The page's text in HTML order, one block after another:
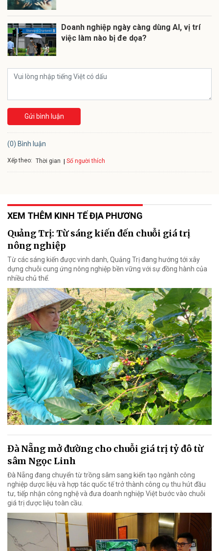
Doanh nghiệp ngày càng dùng AI, vị trí
việc làm nào bị đe dọa?
Gửi bình luận
(0) Bình luận
Xếp theo: Thời gian Số người thích
XEM THÊM KINH TẾ ĐỊA PHƯƠNG
Quảng Trị: Từ sáng kiến đến chuỗi giá trị
nông nghiệp
Từ các sáng kiến được vinh danh, Quảng Trị đang hướng tới xây
dựng chuỗi cung ứng nông nghiệp bền vững với sự đồng hành của
nhiều chủ thể.
Đà Nẵng mở đường cho chuỗi giá trị tỷ đô từ
sâm Ngọc Linh
Đà Nẵng đang chuyển từ trồng sâm sang kiến tạo ngành công
nghiệp dược liệu và hợp tác quốc tế trở thành công cụ thu hút đầu
tư, tiếp nhận công nghệ và đưa doanh nghiệp Việt bước vào chuỗi
giá trị dược liệu toàn cầu.